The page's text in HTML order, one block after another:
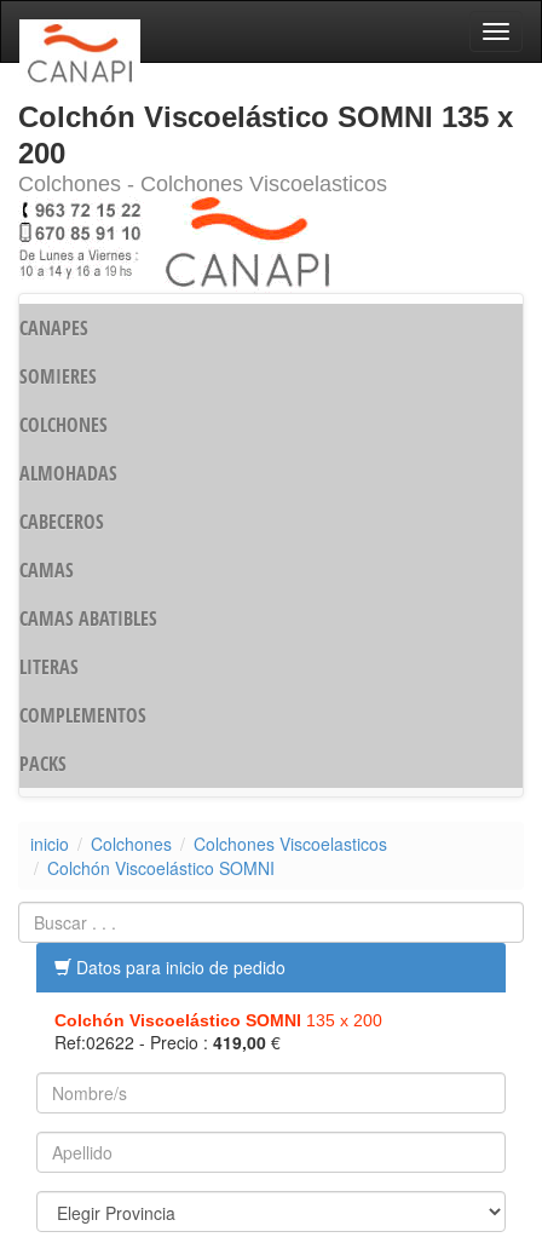
Colchón Viscoelástico SOMNI 135 x
200
Colchones - Colchones Viscoelasticos
CANAPES
SOMIERES
COLCHONES
ALMOHADAS
CABECEROS
CAMAS
CAMAS ABATIBLES
LITERAS
COMPLEMENTOS
PACKS
inicio Colchones
Colchones Viscoelasticos
Colchón Viscoelástico SOMNI
Datos para inicio de pedido
Colchón Viscoelástico SOMNI 135 x 200
Ref:02622 - Precio : 419,00 €